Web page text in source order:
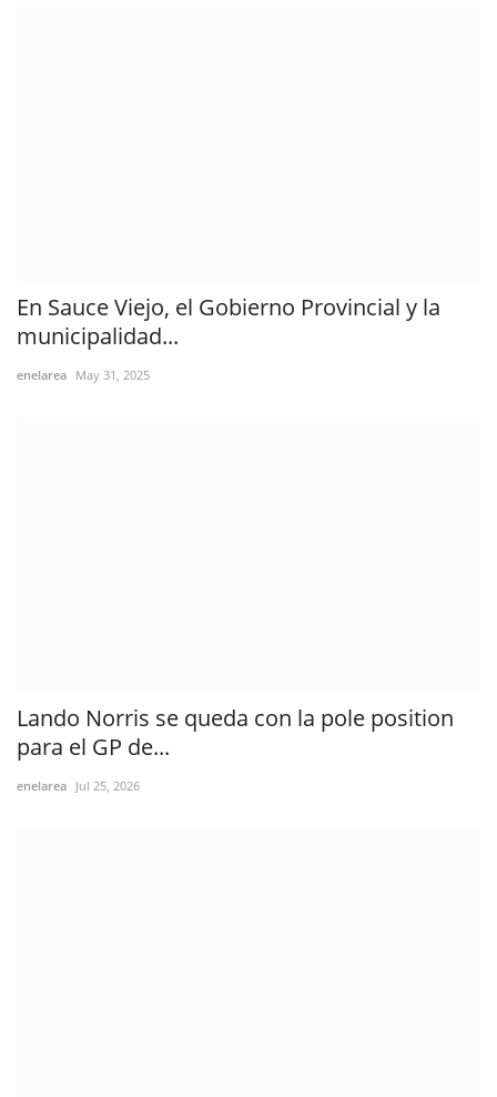
En Sauce Viejo, el Gobierno Provincial y la
municipalidad...
enelarea May 31, 2025
Lando Norris se queda con la pole position
para el GP de...
enelarea Jul 25, 2026